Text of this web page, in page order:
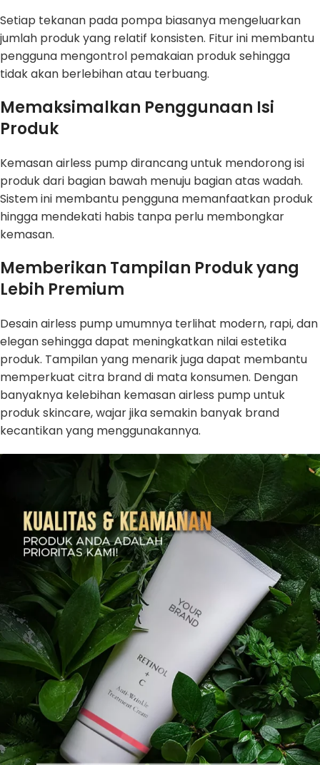
Setiap tekanan pada pompa biasanya mengeluarkan
jumlah produk yang relatif konsisten. Fitur ini membantu
pengguna mengontrol pemakaian produk sehingga
tidak akan berlebihan atau terbuang.
Memaksimalkan Penggunaan Isi
Produk
Kemasan airless pump dirancang untuk mendorong isi
produk dari bagian bawah menuju bagian atas wadah.
Sistem ini membantu pengguna memanfaatkan produk
hingga mendekati habis tanpa perlu membongkar
kemasan.
Memberikan Tampilan Produk yang
Lebih Premium
Desain airless pump umumnya terlihat modern, rapi, dan
elegan sehingga dapat meningkatkan nilai estetika
produk. Tampilan yang menarik juga dapat membantu
memperkuat citra brand di mata konsumen. Dengan
banyaknya kelebihan kemasan airless pump untuk
produk skincare, wajar jika semakin banyak brand
kecantikan yang menggunakannya.